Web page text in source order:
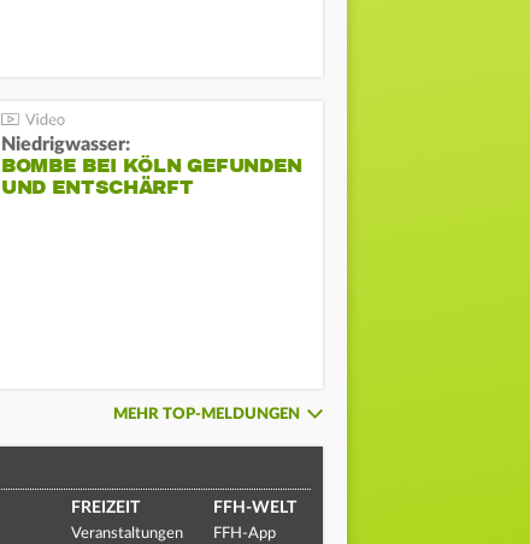
Niedrigwasser:
BOMBE BEI KÖLN GEFUNDEN
UND ENTSCHÄRFT
MEHR TOP-MELDUNGEN
FREIZEIT
Veranstaltungen
FFH-WELT
FFH-App